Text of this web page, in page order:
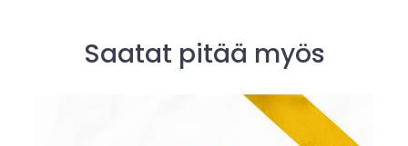
Saatat pitää myös